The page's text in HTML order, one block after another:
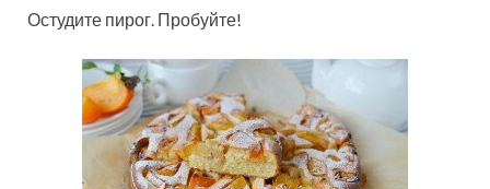
Остудите пирог. Пробуйте!